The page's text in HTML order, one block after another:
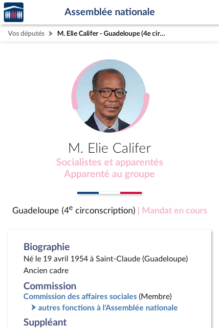
Aller au contenu
Aller en bas de la page
Accèder
à la
page
d'accueil
Assemblée nationale
Vos députés M. Elie Califer - Guadeloupe (4e circonscription)
M. Elie Califer
Socialistes et apparentés
Apparenté au groupe
Guadeloupe (4ecirconscription) | Mandat en cours
Biographie
Né le 19 avril 1954 à Saint-Claude (Guadeloupe)
Ancien cadre
Commission
Commission des affaires sociales (Membre)
autres fonctions à l'Assemblée nationale
Suppléant